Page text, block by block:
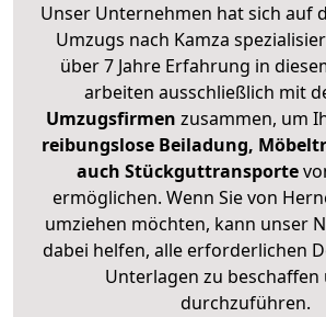
Unser Unternehmen hat sich auf
Umzugs nach Kamza
über 7 Jahre Erfahrung in
arbeiten ausschließlich mit
Umzugsfirmen zusammen, um
reibungslose Beiladung,
auch Stückguttransporte
ermöglichen. Wenn Sie von
umziehen möchten, kann unser
dabei helfen, alle erforderlichen
Unterlagen zu beschaffen
durchzuführen.